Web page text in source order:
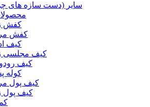
سایر (دست سازه های
کفش
کفش
کیف
کیف مجلسی
کیف
کوله
کیف پول
کیف پول